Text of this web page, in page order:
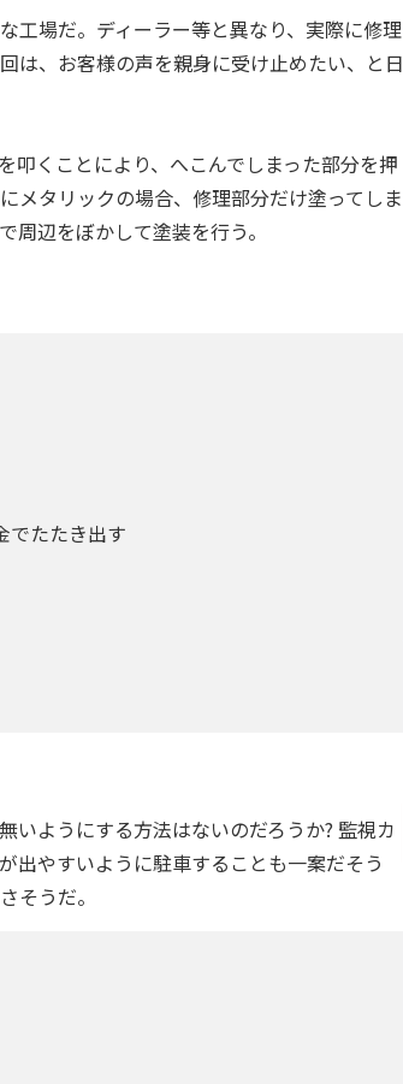
工場だ。ディーラー等と異なり、実際に修理
は、お客様の声を親身に受け止めたい、と日
叩くことにより、へこんでしまった部分を押
メタリックの場合、修理部分だけ塗ってしま
辺をぼかして塗装を行う。
でたたき出す
いようにする方法はないのだろうか? 監視カ
出やすいように駐車することも一案だそう
そうだ。